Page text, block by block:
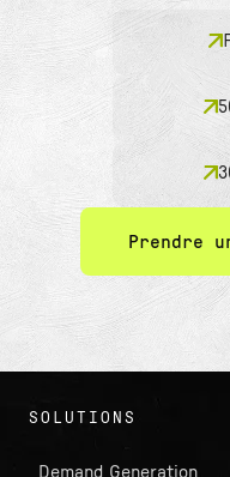
Prendre
SOLUTIONS
Demand Generation